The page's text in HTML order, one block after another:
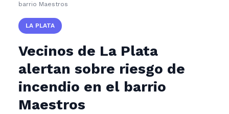
barrio Maestros
LA PLATA
Vecinos de La Plata
alertan sobre riesgo de
incendio en el barrio
Maestros